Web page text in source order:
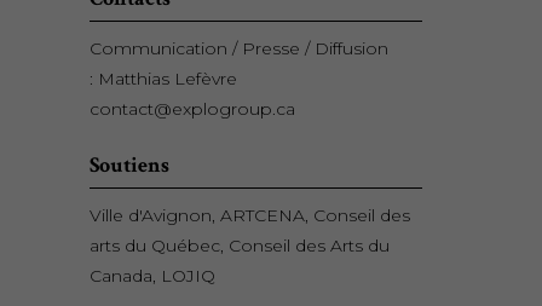
Communication / Presse / Diffusion
: Matthias Lefèvre
contact@explogroup.ca
Soutiens
Ville d'Avignon, ARTCENA, Conseil des
arts du Québec, Conseil des Arts du
Canada, LOJIQ